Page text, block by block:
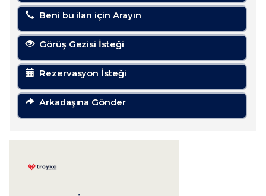
Beni bu ilan için Arayın
Görüş Gezisi İsteği
Rezervasyon İsteği
Arkadaşına Gönder